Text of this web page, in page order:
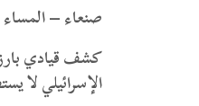
صنعاء –
كشف قيادي
الإسرائيلي لا